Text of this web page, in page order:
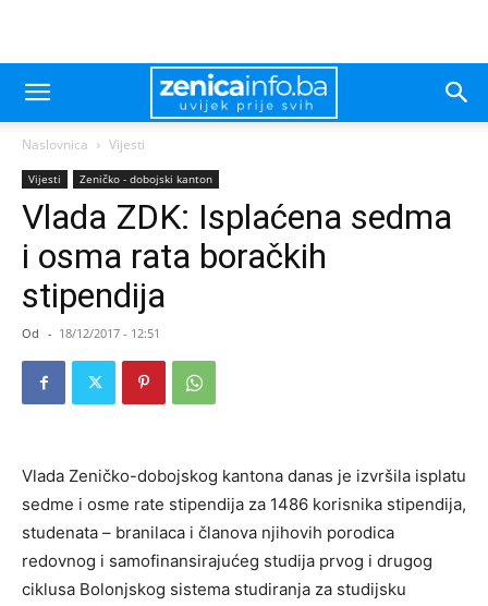
Naslovnica Vijesti
Vijesti Zeničko - dobojski kanton
Vlada ZDK: Isplaćena sedma
i osma rata boračkih
stipendija
Od - 18/12/2017 - 12:51
Vlada Zeničko-dobojskog kantona danas je izvršila isplatu
sedme i osme rate stipendija za 1486 korisnika stipendija,
studenata – branilaca i članova njihovih porodica
redovnog i samofinansirajućeg studija prvog i drugog
ciklusa Bolonjskog sistema studiranja za studijsku